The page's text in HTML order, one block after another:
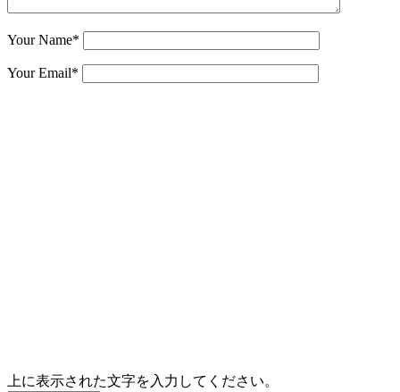
Your Name*
Your Email*
上に表示された文字を入力してください。